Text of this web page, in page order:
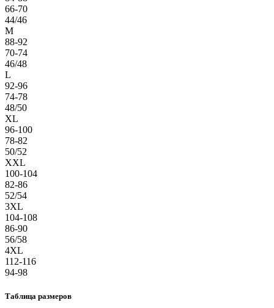
66-70
44/46
M
88-92
70-74
46/48
L
92-96
74-78
48/50
XL
96-100
78-82
50/52
XXL
100-104
82-86
52/54
3XL
104-108
86-90
56/58
4XL
112-116
94-98
Таблица размеров